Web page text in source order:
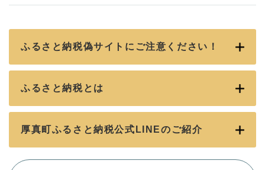
ふるさと納税偽サイトにご注意ください！
ふるさと納税とは
厚真町ふるさと納税公式LINEのご紹介